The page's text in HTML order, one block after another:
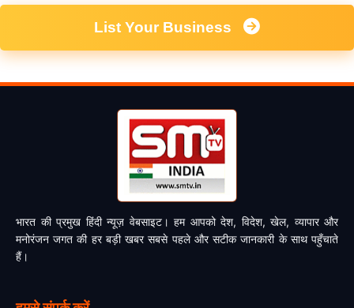
List Your Business
भारत की प्रमुख हिंदी न्यूज़ वेबसाइट। हम आपको देश, विदेश, खेल, व्यापार और
मनोरंजन जगत की हर बड़ी खबर सबसे पहले और सटीक जानकारी के साथ पहुँचाते
हैं।